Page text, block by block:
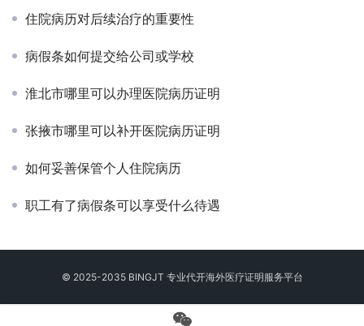
住院病历对后续治疗的重要性
病假条如何提交给公司或学校
淮北市哪里可以办理医院病历证明
张掖市哪里可以补开医院病历证明
如何妥善保管个人住院病历
职工有了病假条可以享受什么待遇
© 2025-2035 BINGJT 专业代开海外医疗证明服务平台